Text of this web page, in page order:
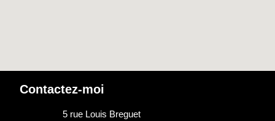
Contactez-moi
5 rue Louis Breguet